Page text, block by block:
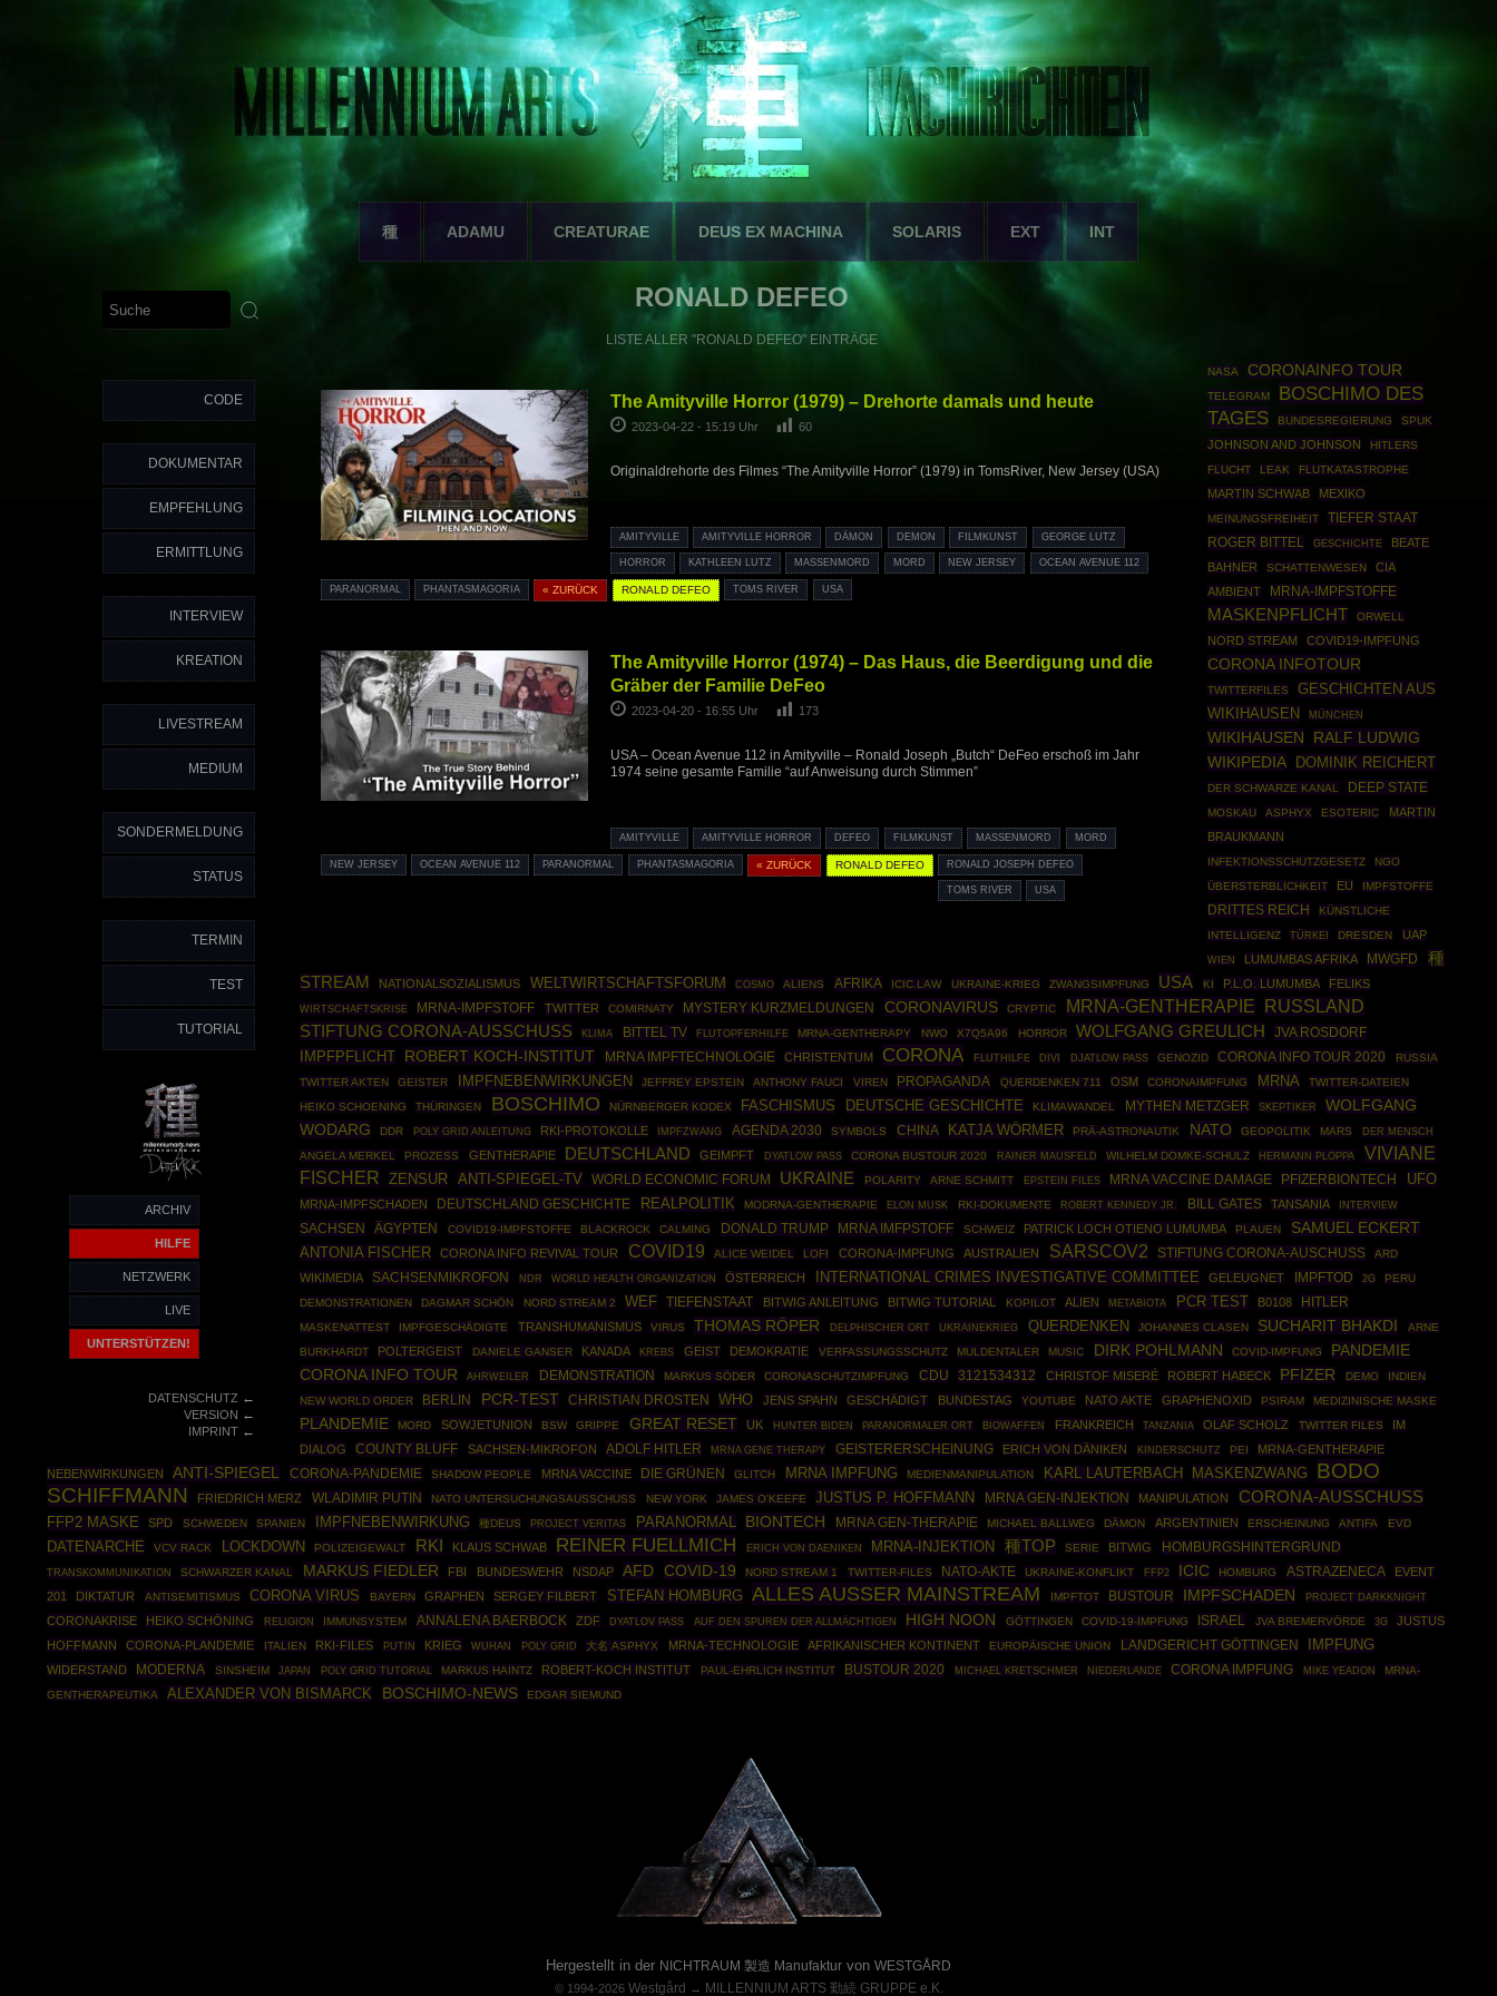
種 ADAMU CREATURAE DEUS EX MACHINA SOLARIS EXT INT
CODE
DOKUMENTAR
EMPFEHLUNG
ERMITTLUNG
INTERVIEW
KREATION
LIVESTREAM
MEDIUM
SONDERMELDUNG
STATUS
TERMIN
TEST
TUTORIAL
ARCHIV
HILFE
NETZWERK
LIVE
UNTERSTÜTZEN!
DATENSCHUTZ←
VERSION ←
IMPRINT←
RONALD DEFEO
LISTE ALLER "RONALD DEFEO" EINTRÄGE
The Amityville Horror (1979) – Drehorte damals und heute
2023-04-22 - 15:19 Uhr 60
Originaldrehorte des Filmes “The Amityville Horror” (1979) in TomsRiver, New Jersey (USA)
AMITYVILLE AMITYVILLE HORROR DÄMON DEMON FILMKUNST GEORGE LUTZ
HORROR KATHLEEN LUTZ MASSENMORD MORD NEW JERSEY OCEAN AVENUE 112
PARANORMAL PHANTASMAGORIA « ZURÜCK RONALD DEFEO TOMS RIVER USA
The Amityville Horror (1974) – Das Haus, die Beerdigung und die
Gräber der Familie DeFeo
2023-04-20 - 16:55 Uhr 173
USA – Ocean Avenue 112 in Amityville – Ronald Joseph „Butch“ DeFeo erschoß im Jahr
1974 seine gesamte Familie “auf Anweisung durch Stimmen”
AMITYVILLE AMITYVILLE HORROR DEFEO FILMKUNST MASSENMORD MORD
NEW JERSEY OCEAN AVENUE 112 PARANORMAL PHANTASMAGORIA « ZURÜCK RONALD DEFEO RONALD JOSEPH DEFEO
TOMS RIVER USA
NASA CORONAINFO TOUR
TELEGRAM
BOSCHIMO DES
TAGES
BUNDESREGIERUNG SPUK
JOHNSON AND JOHNSON
HITLERS
FLUCHT
LEAK FLUTKATASTROPHE
MARTIN SCHWAB MEXIKO
MEINUNGSFREIHEIT
TIEFER STAAT
ROGER BITTEL
GESCHICHTE
BEATE
BAHNER
SCHATTENWESEN
CIA
AMBIENT
MRNA-IMPFSTOFFE
MASKENPFLICHT ORWELL
NORD STREAM COVID19-IMPFUNG
CORONA INFOTOUR
TWITTERFILES
GESCHICHTEN AUS
WIKIHAUSEN
MÜNCHEN
WIKIHAUSEN
RALF LUDWIG
WIKIPEDIA
DOMINIK REICHERT
DER SCHWARZE KANAL DEEP STATE
MOSKAU ASPHYX ESOTERIC
MARTIN
BRAUKMANN
INFEKTIONSSCHUTZGESETZ
NGO
ÜBERSTERBLICHKEIT
EU IMPFSTOFFE
DRITTES REICH
KÜNSTLICHE
INTELLIGENZ
TÜRKEI DRESDEN UAP
WIEN LUMUMBAS AFRIKA MWGFD
種
STREAM
NATIONALSOZIALISMUS WELTWIRTSCHAFTSFORUM COSMO ALIENS AFRIKA ICIC.LAW UKRAINE-KRIEG ZWANGSIMPFUNG USA KI P.L.O. LUMUMBA FELIKS
WIRTSCHAFTSKRISE MRNA-IMPFSTOFF TWITTER COMIRNATY MYSTERY KURZMELDUNGEN CORONAVIRUS CRYPTIC MRNA-GENTHERAPIE
RUSSLAND
STIFTUNG CORONA-AUSSCHUSS
KLIMA BITTEL TV FLUTOPFERHILFE MRNA-GENTHERAPY NWO X7Q5A96 HORROR WOLFGANG GREULICH JVA ROSDORF
IMPFPFLICHT ROBERT KOCH-INSTITUT MRNA IMPFTECHNOLOGIE CHRISTENTUM CORONA FLUTHILFE DIVI DJATLOW PASS GENOZID CORONA INFO TOUR 2020
RUSSIA
TWITTER AKTEN
GEISTER IMPFNEBENWIRKUNGEN JEFFREY EPSTEIN ANTHONY FAUCI VIREN PROPAGANDA QUERDENKEN 711 OSM CORONAIMPFUNG MRNA
TWITTER-DATEIEN
HEIKO SCHOENING
THÜRINGEN BOSCHIMO NÜRNBERGER KODEX FASCHISMUS DEUTSCHE GESCHICHTE KLIMAWANDEL MYTHEN METZGER SKEPTIKER
WOLFGANG
WODARG
DDR POLY GRID ANLEITUNG RKI-PROTOKOLLE IMPFZWANG AGENDA 2030 SYMBOLS CHINA KATJA WÖRMER PRÄ-ASTRONAUTIK NATO GEOPOLITIK MARS DER MENSCH
ANGELA MERKEL PROZESS GENTHERAPIE DEUTSCHLAND GEIMPFT DYATLOW PASS CORONA BUSTOUR 2020 RAINER MAUSFELD WILHELM DOMKE-SCHULZ HERMANN PLOPPA
VIVIANE
FISCHER
ZENSUR ANTI-SPIEGEL-TV WORLD ECONOMIC FORUM UKRAINE POLARITY ARNE SCHMITT EPSTEIN FILES MRNA VACCINE DAMAGE PFIZERBIONTECH UFO
MRNA-IMPFSCHADEN DEUTSCHLAND GESCHICHTE REALPOLITIK MODRNA-GENTHERAPIE ELON MUSK RKI-DOKUMENTE ROBERT KENNEDY JR. BILL GATES TANSANIA INTERVIEW
SACHSEN ÄGYPTEN COVID19-IMPFSTOFFE BLACKROCK CALMING DONALD TRUMP MRNA IMFPSTOFF SCHWEIZ PATRICK LOCH OTIENO LUMUMBA PLAUEN SAMUEL ECKERT
ANTONIA FISCHER CORONA INFO REVIVAL TOUR COVID19 ALICE WEIDEL LOFI CORONA-IMPFUNG AUSTRALIEN SARSCOV2 STIFTUNG CORONA-AUSCHUSS ARD
WIKIMEDIA SACHSENMIKROFON NDR WORLD HEALTH ORGANIZATION ÖSTERREICH INTERNATIONAL CRIMES INVESTIGATIVE COMMITTEE GELEUGNET IMPFTOD 2G
PERU
DEMONSTRATIONEN
DAGMAR SCHÖN NORD STREAM 2 WEF TIEFENSTAAT BITWIG ANLEITUNG BITWIG TUTORIAL KOPILOT ALIEN METABIOTA PCR TEST B0108 HITLER
MASKENATTEST IMPFGESCHÄDIGTE TRANSHUMANISMUS VIRUS THOMAS RÖPER DELPHISCHER ORT UKRAINEKRIEG QUERDENKEN JOHANNES CLASEN SUCHARIT BHAKDI
ARNE
BURKHARDT
POLTERGEIST DANIELE GANSER KANADA KREBS GEIST DEMOKRATIE VERFASSUNGSSCHUTZ MULDENTALER MUSIC DIRK POHLMANN COVID-IMPFUNG
PANDEMIE
CORONA INFO TOUR
AHRWEILER DEMONSTRATION MARKUS SÖDER CORONASCHUTZIMPFUNG CDU 3121534312 CHRISTOF MISERÉ ROBERT HABECK PFIZER DEMO
INDIEN
NEW WORLD ORDER
BERLIN PCR-TEST CHRISTIAN DROSTEN WHO JENS SPAHN GESCHÄDIGT BUNDESTAG YOUTUBE NATO AKTE GRAPHENOXID PSIRAM MEDIZINISCHE MASKE
PLANDEMIE MORD SOWJETUNION BSW GRIPPE GREAT RESET UK HUNTER BIDEN PARANORMALER ORT BIOWAFFEN FRANKREICH TANZANIA OLAF SCHOLZ TWITTER FILES
IM
DIALOG
COUNTY BLUFF SACHSEN-MIKROFON ADOLF HITLER MRNA GENE THERAPY GEISTERERSCHEINUNG ERICH VON DÄNIKEN KINDERSCHUTZ PEI
MRNA-GENTHERAPIE
NEBENWIRKUNGEN
ANTI-SPIEGEL CORONA-PANDEMIE SHADOW PEOPLE MRNA VACCINE DIE GRÜNEN GLITCH MRNA IMPFUNG MEDIENMANIPULATION KARL LAUTERBACH MASKENZWANG
BODO
SCHIFFMANN
FRIEDRICH MERZ WLADIMIR PUTIN NATO UNTERSUCHUNGSAUSSCHUSS NEW YORK JAMES O'KEEFE JUSTUS P. HOFFMANN MRNA GEN-INJEKTION MANIPULATION CORONA-AUSSCHUSS
FFP2 MASKE SPD SCHWEDEN SPANIEN IMPFNEBENWIRKUNG 種DEUS PROJECT VERITAS PARANORMAL BIONTECH MRNA GEN-THERAPIE MICHAEL BALLWEG DÄMON ARGENTINIEN ERSCHEINUNG ANTIFA EVD
DATENARCHE VCV RACK LOCKDOWN POLIZEIGEWALT RKI KLAUS SCHWAB REINER FUELLMICH ERICH VON DAENIKEN MRNA-INJEKTION 種TOP SERIE BITWIG HOMBURGSHINTERGRUND
TRANSKOMMUNIKATION SCHWARZER KANAL MARKUS FIEDLER FBI BUNDESWEHR NSDAP AFD COVID-19 NORD STREAM 1 TWITTER-FILES NATO-AKTE UKRAINE-KONFLIKT FFP2 ICIC HOMBURG ASTRAZENECA
EVENT
201
DIKTATUR ANTISEMITISMUS CORONA VIRUS BAYERN GRAPHEN SERGEY FILBERT STEFAN HOMBURG ALLES AUSSER MAINSTREAM IMPFTOT BUSTOUR IMPFSCHADEN PROJECT DARKKNIGHT
CORONAKRISE HEIKO SCHÖNING RELIGION IMMUNSYSTEM ANNALENA BAERBOCK ZDF DYATLOV PASS AUF DEN SPUREN DER ALLMÄCHTIGEN HIGH NOON GÖTTINGEN COVID-19-IMPFUNG ISRAEL JVA BREMERVÖRDE 3G
JUSTUS
HOFFMANN
CORONA-PLANDEMIE ITALIEN RKI-FILES PUTIN KRIEG WUHAN POLY GRID 大名 ASPHYX MRNA-TECHNOLOGIE AFRIKANISCHER KONTINENT EUROPÄISCHE UNION LANDGERICHT GÖTTINGEN IMPFUNG
WIDERSTAND MODERNA SINSHEIM JAPAN POLY GRID TUTORIAL MARKUS HAINTZ ROBERT-KOCH INSTITUT PAUL-EHRLICH INSTITUT BUSTOUR 2020 MICHAEL KRETSCHMER NIEDERLANDE CORONA IMPFUNG MIKE YEADON
MRNA-
GENTHERAPEUTIKA
ALEXANDER VON BISMARCK BOSCHIMO-NEWS EDGAR SIEMUND
Hergestellt in der NICHTRAUM 製造 Manufaktur von WESTGÅRD
© 1994-2026 Westgård → MILLENNIUM ARTS 勤続 GRUPPE e.K.
Powered By :